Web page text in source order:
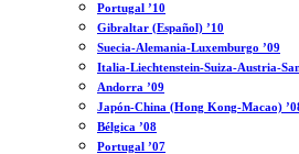
Portugal ’10
Gibraltar (Español) ’10
Suecia-Alemania-Luxemburgo ’09
Italia-Liechtenstein-Suiza-Austria-
Andorra ’09
Japón-China (Hong Kong-Macao)
Bélgica ’08
Portugal ’07